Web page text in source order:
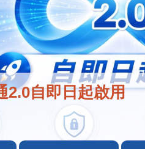
2.0自即日起啟用